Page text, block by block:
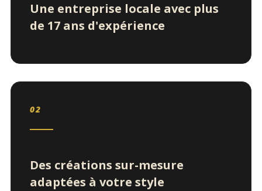
Une entreprise locale avec plus
de 17 ans d'expérience
02
Des créations sur-mesure
adaptées à votre style